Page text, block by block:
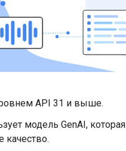
API 31 и выше.
модель GenAI, которая
качество.